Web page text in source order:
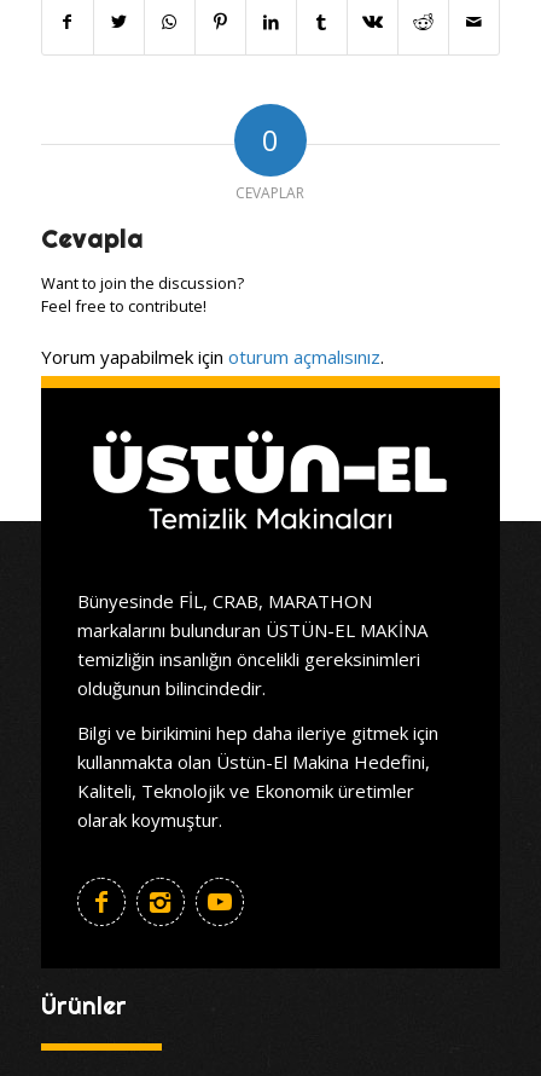
0
CEVAPLAR
Cevapla
Want to join the discussion?
Feel free to contribute!
Yorum yapabilmek için oturum açmalısınız.
Bünyesinde FİL, CRAB, MARATHON
markalarını bulunduran ÜSTÜN-EL MAKİNA
temizliğin insanlığın öncelikli gereksinimleri
olduğunun bilincindedir.
Bilgi ve birikimini hep daha ileriye gitmek için
kullanmakta olan Üstün-El Makina Hedefini,
Kaliteli, Teknolojik ve Ekonomik üretimler
olarak koymuştur.
Ürünler